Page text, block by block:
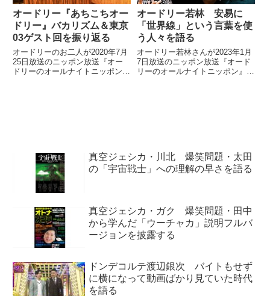
オードリー『あちこちオー
ドリー』バカリズム＆東京
03ゲスト回を振り返る
オードリーのお二人が2020年7月
25日放送のニッポン放送『オー
ドリーのオールナイトニッポン』
オードリー若林 安易に
「世界線」という言葉を使
う人々を語る
オードリー若林さんが2023年1月
7日放送のニッポン放送『オード
リーのオールナイトニッポン』の
真空ジェシカ・川北 爆笑問題・太田
の「宇宙戦士」への理解の早さを語る
真空ジェシカ・ガク 爆笑問題・田中
から学んだ「ウーチャカ」説明フルバ
ージョンを披露する
ドンデコルテ渡辺銀次 バイトもせず
に横になって動画ばかり見ていた時代
を語る